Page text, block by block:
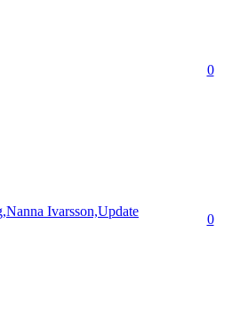
0
Ivarsson,Update
0